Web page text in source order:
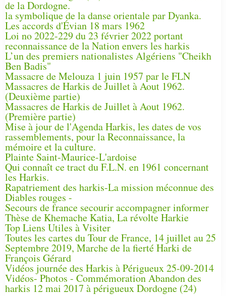
de la Dordogne.
la symbolique de la danse orientale par Dyanka.
Les accords d'Évian 18 mars 1962
Loi no 2022-229 du 23 février 2022 portant
reconnaissance de la Nation envers les harkis
L’un des premiers nationalistes Algériens "Cheikh
Ben Badis"
Massacre de Melouza 1 juin 1957 par le FLN
Massacres de Harkis de Juillet à Aout 1962.
(Deuxième partie)
Massacres de Harkis de Juillet à Aout 1962.
(Première partie)
Mise à jour de l'Agenda Harkis, les dates de vos
rassemblements, pour la Reconnaissance, la
mémoire et la culture.
Plainte Saint-Maurice-L'ardoise
Qui connaît ce tract du F.L.N. en 1961 concernant
les Harkis.
Rapatriement des harkis-La mission méconnue des
Diables rouges -
Secours de france secourir accompagner informer
Thèse de Khemache Katia, La révolte Harkie
Top Liens Utiles à Visiter
Toutes les cartes du Tour de France, 14 juillet au 25
Septembre 2019, Marche de la fierté Harki de
François Gérard
Vidéos journée des Harkis à Périgueux 25-09-2014
Vidéos- Photos - Commémoration Abandon des
harkis 12 mai 2017 à périgueux Dordogne (24)